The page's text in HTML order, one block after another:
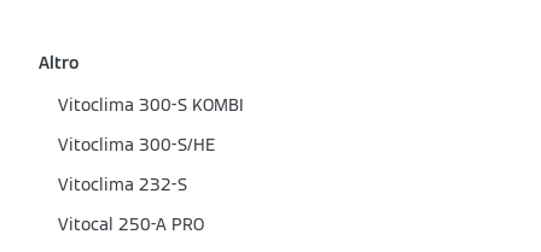
Altro
Vitoclima 300-S KOMBI
Vitoclima 300-S/HE
Vitoclima 232-S
Vitocal 250-A PRO